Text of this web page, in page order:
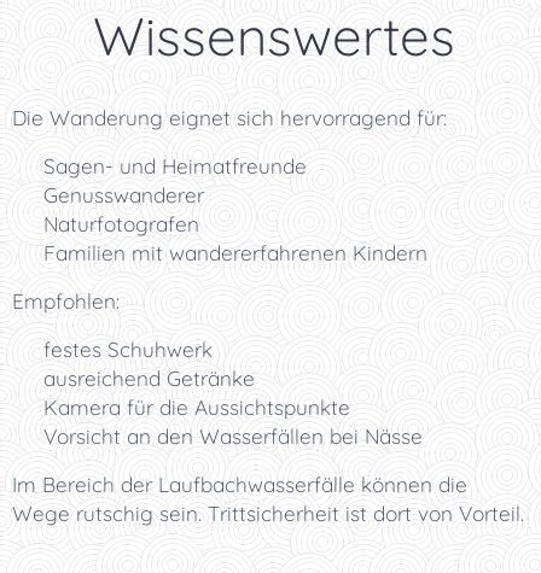
💡 Wissenswertes
Die Wanderung eignet sich hervorragend für:
📜 Sagen- und Heimatfreunde
🥾 Genusswanderer
📸 Naturfotografen
👨‍👩‍👧 Familien mit wandererfahrenen Kindern
Empfohlen:
🥾 festes Schuhwerk
🎒 ausreichend Getränke
📸 Kamera für die Aussichtspunkte
🌧️ Vorsicht an den Wasserfällen bei Nässe
Im Bereich der Laufbachwasserfälle können die
Wege rutschig sein. Trittsicherheit ist dort von Vorteil.